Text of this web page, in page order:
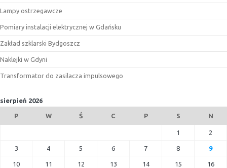
Lampy ostrzegawcze
Pomiary instalacji elektrycznej w Gdańsku
Zakład szklarski Bydgoszcz
Naklejki w Gdyni
Transformator do zasilacza impulsowego
sierpień 2026
P W Ś C P S N
1 2
3 4 5 6 7 8 9
10 11 12 13 14 15 16